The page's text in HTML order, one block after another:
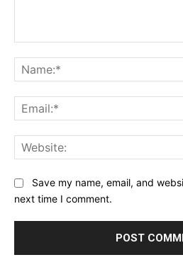
Save my name, email, and
next time I comment.